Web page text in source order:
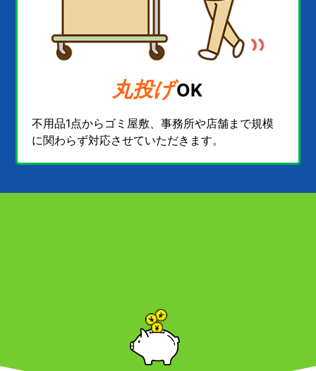
丸投げOK
不用品1点からゴミ屋敷、事務所や店舗まで規模
に関わらず対応させていただきます。